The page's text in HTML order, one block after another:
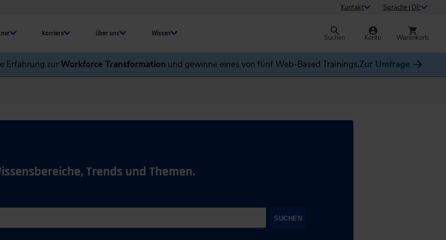
Kontakt Sprache | DE
Karriere Über uns Wissen Suchen Konto Warenkorb
Erfahrung zurWorkforce Transformation und gewinne eines von fünf Web-Based Trainings.Zur Umfrage
Trends und Themen.
SUCHEN